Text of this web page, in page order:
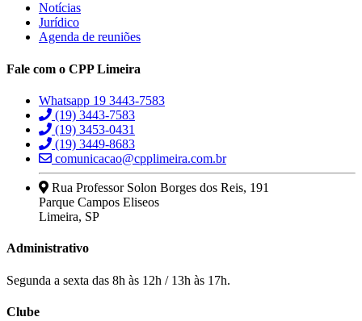
Notícias
Jurídico
Agenda de reuniões
Fale com o CPP Limeira
Whatsapp 19 3443-7583
(19) 3443-7583
(19) 3453-0431
(19) 3449-8683
comunicacao@cpplimeira.com.br
Rua Professor Solon Borges dos Reis, 191
Parque Campos Eliseos
Limeira, SP
Administrativo
Segunda a sexta das 8h às 12h / 13h às 17h.
Clube